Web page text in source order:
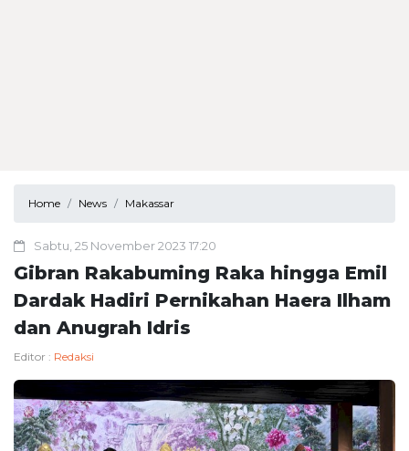
Home News Makassar
Sabtu, 25 November 2023 17:20
Gibran Rakabuming Raka hingga Emil
Dardak Hadiri Pernikahan Haera Ilham
dan Anugrah Idris
Editor : Redaksi